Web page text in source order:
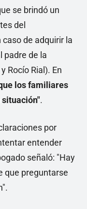
se brindó un
del
de adquirir la
padre de la
Rocío Rial). En
los familiares
situación".
por
entender
señaló: "Hay
que preguntarse